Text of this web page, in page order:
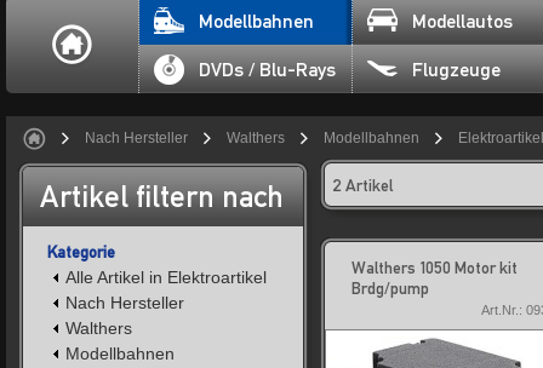
Modellbahnen Modellautos
DVDs / Blu-Rays Flugzeuge
Nach Hersteller Walthers Modellbahnen Elektroartikel
Artikel filtern nach
Kategorie
Alle Artikel in Elektroartikel
Nach Hersteller
Walthers
Modellbahnen
2 Artikel
Walthers 1050 Motor kit
Brdg/pump
Art.Nr.: